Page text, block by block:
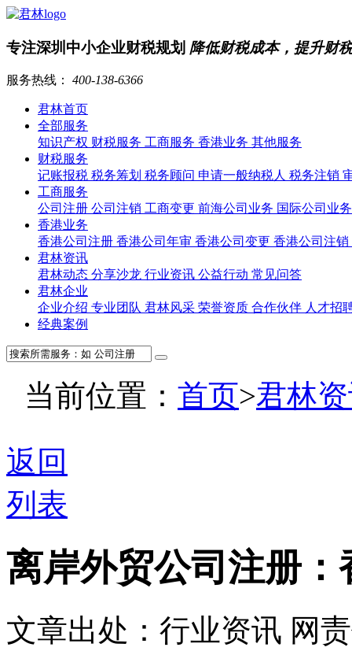
专注深圳中小企业财税规划 降低财税成本，提升财
服务热线： 400-138-6366
君林首页
全部服务
知识产权 财税服务 工商服务 香港业务 其他服务
财税服务
记账报税 税务筹划 税务顾问 申请一般纳税人 税务注销
工商服务
公司注册 公司注销 工商变更 前海公司业务 国际公司业
香港业务
香港公司注册 香港公司年审 香港公司变更 香港公司注销
君林资讯
君林动态 分享沙龙 行业资讯 公益行动 常见问答
君林企业
企业介绍 专业团队 君林风采 荣誉资质 合作伙伴 人才招
经典案例
当前位置： 首页>君林
返回
列表
离岸外贸公司注册
文章出处：行业资讯 网